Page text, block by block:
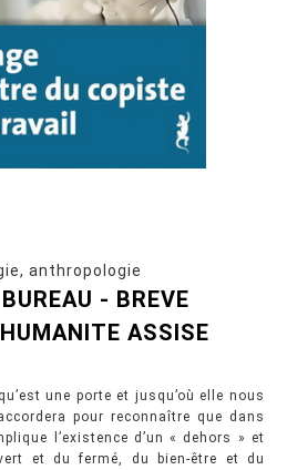
anthropologie
- BREVE
ASSISE
une porte et jusqu’où elle nous
pour reconnaître que dans
l’existence d’un « dehors » et
et du fermé, du bien-être et du